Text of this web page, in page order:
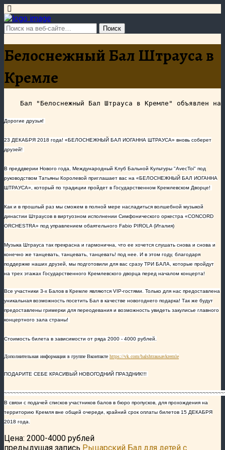
Белоснежный Бал Штрауса в
Кремле
Дорогие друзья!
23 ДЕКАБРЯ 2018 года! «БЕЛОСНЕЖНЫЙ БАЛ ИОГАННА ШТРАУСА» вновь соберет
друзей!
В преддверии Нового года, Международный Клуб Бальной Культуры "AvecToi" под
руководством Татьяны Королевой приглашает вас на «БЕЛОСНЕЖНЫЙ БАЛ ИОГАННА
ШТРАУСА», который по традиции пройдет в Государственном Кремлевском Дворце!
Как и в прошлый раз мы сможем в полной мере насладиться волшебной музыкой
династии Штраусов в виртуозном исполнении Симфонического оркестра «CONCORD
ORCHESTRA» под управлением обаятельного Fabio PIROLA (Италия)
Музыка Штрауса так прекрасна и гармонична, что ее хочется слушать снова и снова и
конечно же танцевать, танцевать, танцевать! под нее. И в этом году, благодаря
поддержке наших друзей, мы подготовили для вас сразу ТРИ БАЛА, которые пройдут
на трех этажах Государственного Кремлевского дворца перед началом концерта!
Все участники 3-х Балов в Кремле являются VIP-гостями. Только для нас предоставлена
уникальная возможность посетить Бал в качестве новогоднего подарка! Так же будут
предоставлены гримерки для переодевания и возможность увидеть закулисье главного
концертного зала страны!
Стоимость билета в зависимости от ряда 2000 - 4000 рублей.
Дополнительная информация в группе Вконтакте https://vk.com/balshtrausavkremle
ПОДАРИТЕ СЕБЕ КРАСИВЫЙ НОВОГОДНИЙ ПРАЗДНИК!!!
В связи с подачей списков участников балов в бюро пропусков, для прохождения на
территорию Кремля вне общей очереди, крайний срок оплаты билетов 15 ДЕКАБРЯ
2018 года.
Цена: 2000-4000 рублей
предыдущая запись Рыцарский Бал для детей с